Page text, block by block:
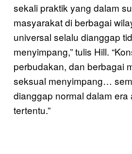
sekali praktik yang dalam
masyarakat di berbagai
universal selalu dianggap
menyimpang,” tulis Hill.
perbudakan, dan berbagai
seksual menyimpang…
dianggap normal dalam era
tertentu.”